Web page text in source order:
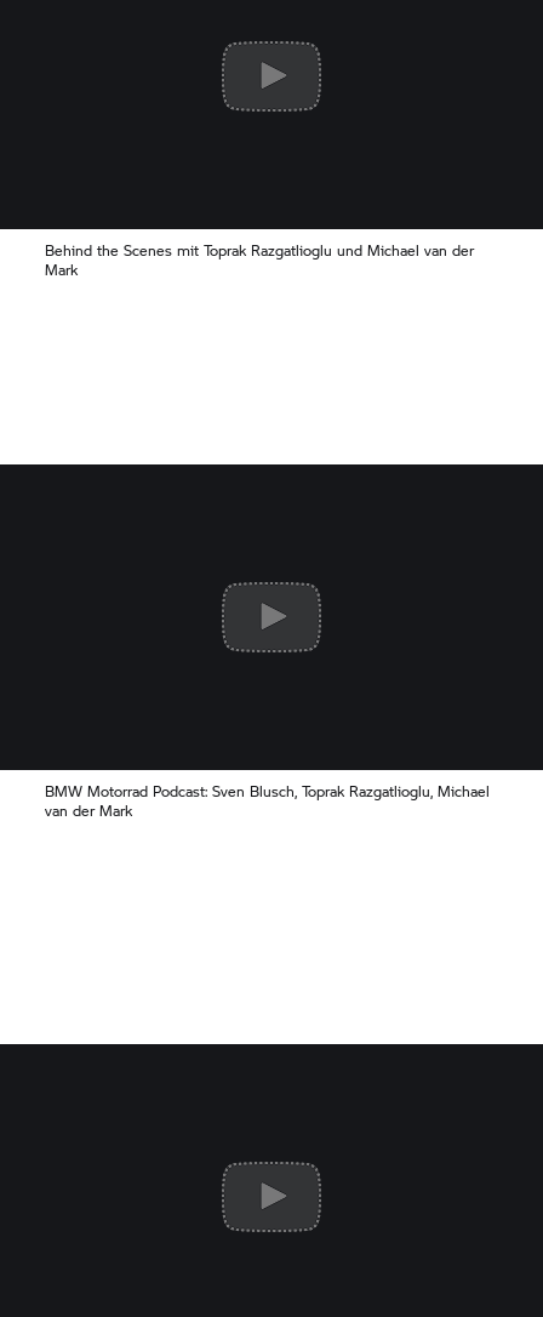
Behind the Scenes mit Toprak Razgatlioglu und Michael van der
Mark
BMW Motorrad Podcast: Sven Blusch, Toprak Razgatlioglu, Michael
van der Mark